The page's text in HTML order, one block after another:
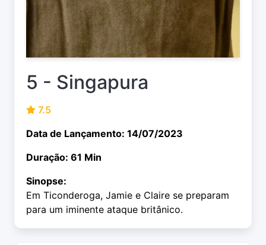
5 - Singapura
7.5
Data de Lançamento: 14/07/2023
Duração: 61 Min
Sinopse:
Em Ticonderoga, Jamie e Claire se preparam
para um iminente ataque britânico.